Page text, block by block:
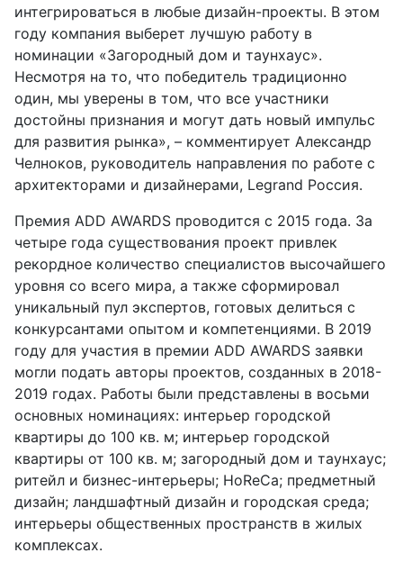
интегрироваться в любые дизайн-проекты. В этом
году компания выберет лучшую работу в
номинации «Загородный дом и таунхаус».
Несмотря на то, что победитель традиционно
один, мы уверены в том, что все участники
достойны признания и могут дать новый импульс
для развития рынка», – комментирует Александр
Челноков, руководитель направления по работе с
архитекторами и дизайнерами, Legrand Россия.
Премия ADD AWARDS проводится с 2015 года. За
четыре года существования проект привлек
рекордное количество специалистов высочайшего
уровня со всего мира, а также сформировал
уникальный пул экспертов, готовых делиться с
конкурсантами опытом и компетенциями. В 2019
году для участия в премии ADD AWARDS заявки
могли подать авторы проектов, созданных в 2018-
2019 годах. Работы были представлены в восьми
основных номинациях: интерьер городской
квартиры до 100 кв. м; интерьер городской
квартиры от 100 кв. м; загородный дом и таунхаус;
ритейл и бизнес-интерьеры; HoReCa; предметный
дизайн; ландшафтный дизайн и городская среда;
интерьеры общественных пространств в жилых
комплексах.